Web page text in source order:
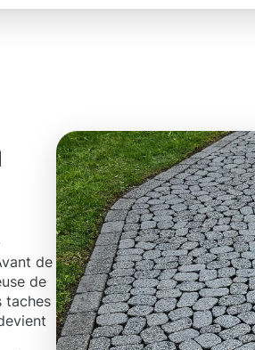
de
de
taches